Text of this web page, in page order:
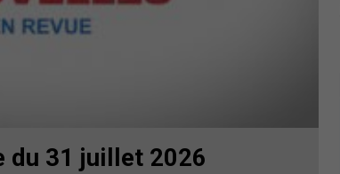
du 31 juillet 2026